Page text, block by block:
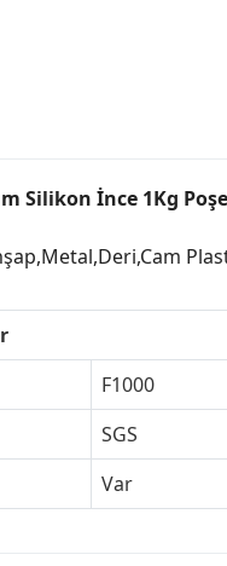
Silikon İnce 1Kg
F1000
SGS
Var